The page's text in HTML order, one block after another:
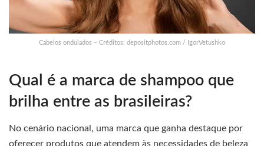
Cabelos ondulados – Créditos: depositphotos.com / IgorVetushko
Qual é a marca de shampoo que
brilha entre as brasileiras?
No cenário nacional, uma marca que ganha destaque por
oferecer produtos que atendem às necessidades de beleza